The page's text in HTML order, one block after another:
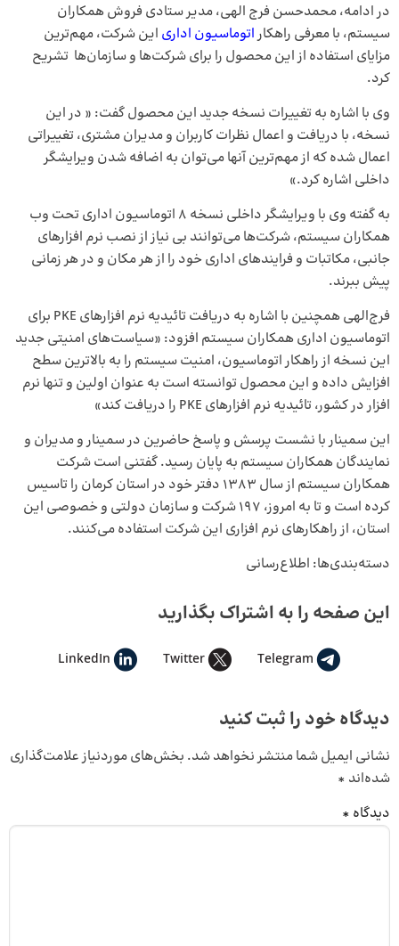
در ادامه، محمدحسن فرج الهی، مدیر ستادی فروش همکاران
سیستم، با معرفی راهکار اتوماسیون اداری این شرکت، مهم‌ترین
مزایای استفاده از این محصول را برای شرکت‌ها و سازمان‌ها تشریح
کرد.
وی با اشاره به تغییرات نسخه جدید این محصول گفت: « در این
نسخه، با دریافت و اعمال نظرات کاربران و مدیران مشتری، تغییراتی
اعمال شده که از مهم‌ترین آنها می‌توان به اضافه شدن ویرایشگر
داخلی اشاره کرد.»
به گفته وی با ویرایشگر داخلی نسخه ۸ اتوماسیون اداری تحت وب
همکاران سیستم، شرکت‌ها می‌توانند بی نیاز از نصب نرم افزارهای
جانبی، مکاتبات و فرایندهای اداری خود را از هر مکان و در هر زمانی
پیش ببرند.
فرج‌الهی همچنین با اشاره به دریافت تائیدیه نرم افزارهای PKE برای
اتوماسیون اداری همکاران سیستم افزود: «سیاست‌های امنیتی جدید
این نسخه از راهکار اتوماسیون، امنیت سیستم را به بالاترین سطح
افزایش داده و این محصول توانسته است به عنوان اولین و تنها نرم
افزار در کشور، تائیدیه نرم افزارهای PKE را دریافت کند»
این سمینار با نشست پرسش و پاسخ حاضرین در سمینار و مدیران و
نمایندگان همکاران سیستم به پایان رسید. گفتنی است شرکت
همکاران سیستم از سال ۱۳۸۳ دفتر خود در استان کرمان را تاسیس
کرده است و تا به امروز، ۱۹۷ شرکت و سازمان دولتی و خصوصی این
استان، از راهکارهای نرم افزاری این شرکت استفاده می‌کنند.
دسته‌بندی‌ها: اطلاع‌رسانی
این صفحه را به اشتراک بگذارید
Telegram
Twitter
LinkedIn
دیدگاه خود را ثبت کنید
نشانی ایمیل شما منتشر نخواهد شد. بخش‌های موردنیاز علامت‌گذاری
شده‌اند *
دیدگاه *